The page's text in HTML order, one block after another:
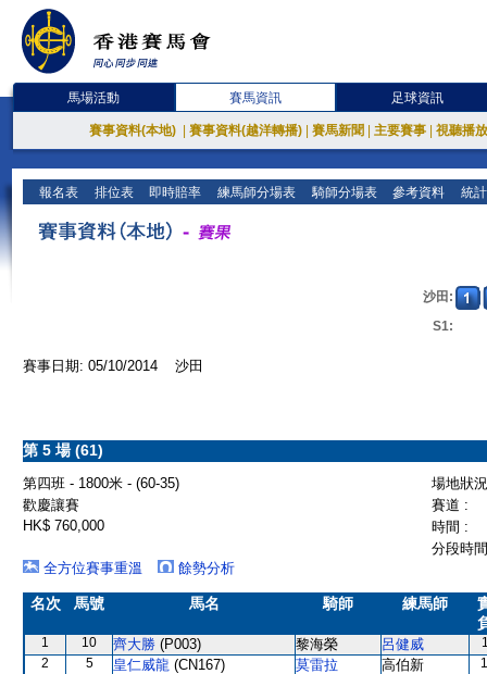
馬場活動 賽馬資訊 足球資訊
賽事資料(本地) 賽事資料(越洋轉播) 賽馬新聞 主要賽事 視聽播
報名表 排位表 即時賠率 練馬師分場表 騎師分場表 參考資料 統
沙田:
S1:
賽事日期: 05/10/2014 沙田
第 5 場 (61)
第四班 - 1800米 - (60-35)
場地狀
歡慶讓賽
賽道 :
HK$ 760,000
時間 :
分段時
全方位賽事重溫
餘勢分析
名次 馬號 馬名 騎師 練馬師
1 10 齊大勝 (P003) 黎海榮 呂健威
2
5 皇仁威龍 (CN167) 莫雷拉 高伯新